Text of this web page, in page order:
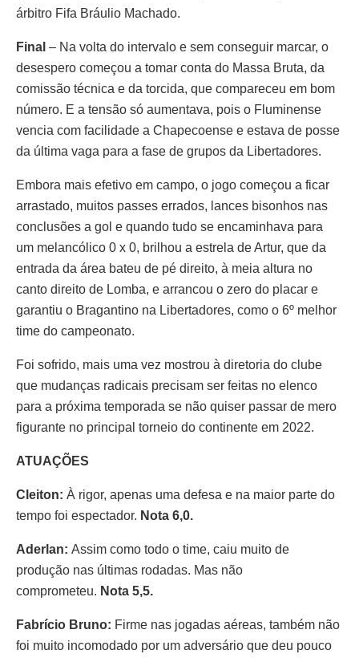
árbitro Fifa Bráulio Machado.
Final – Na volta do intervalo e sem conseguir marcar, o
desespero começou a tomar conta do Massa Bruta, da
comissão técnica e da torcida, que compareceu em bom
número. E a tensão só aumentava, pois o Fluminense
vencia com facilidade a Chapecoense e estava de posse
da última vaga para a fase de grupos da Libertadores.
Embora mais efetivo em campo, o jogo começou a ficar
arrastado, muitos passes errados, lances bisonhos nas
conclusões a gol e quando tudo se encaminhava para
um melancólico 0 x 0, brilhou a estrela de Artur, que da
entrada da área bateu de pé direito, à meia altura no
canto direito de Lomba, e arrancou o zero do placar e
garantiu o Bragantino na Libertadores, como o 6º melhor
time do campeonato.
Foi sofrido, mais uma vez mostrou à diretoria do clube
que mudanças radicais precisam ser feitas no elenco
para a próxima temporada se não quiser passar de mero
figurante no principal torneio do continente em 2022.
ATUAÇÕES
Cleiton: À rigor, apenas uma defesa e na maior parte do
tempo foi espectador. Nota 6,0.
Aderlan: Assim como todo o time, caiu muito de
produção nas últimas rodadas. Mas não
comprometeu. Nota 5,5.
Fabrício Bruno: Firme nas jogadas aéreas, também não
foi muito incomodado por um adversário que deu pouco